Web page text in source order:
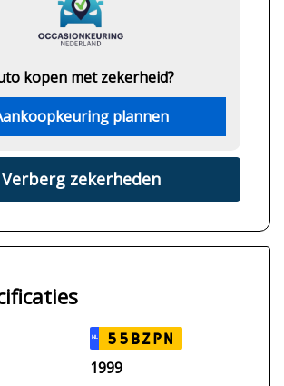
kopen met zekerheid?
plannen
Verberg zekerheden
NL 55BZPN
1999